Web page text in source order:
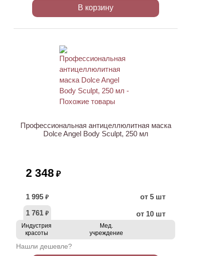
В корзину
Профессиональная антицеллюлитная маска
Dolce Angel Body Sculpt, 250 мл
2 348 ₽
1 995 ₽
от 5 шт
1 761 ₽ от 10 шт
Индустрия
красоты
Мед.
учреждение
Нашли дешевле?